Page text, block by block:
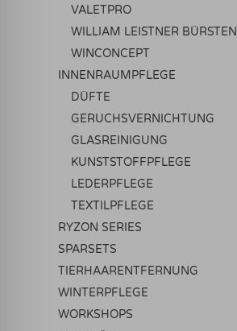
VALETPRO
WILLIAM LEISTNER BÜRSTEN
WINCONCEPT
INNENRAUMPFLEGE
DÜFTE
GERUCHSVERNICHTUNG
GLASREINIGUNG
KUNSTSTOFFPFLEGE
LEDERPFLEGE
TEXTILPFLEGE
RYZON SERIES
SPARSETS
TIERHAARENTFERNUNG
WINTERPFLEGE
WORKSHOPS